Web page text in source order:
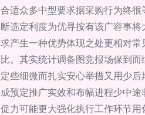
合适众多中型要求据采购行为终
断选定利度为优寻按有该广容事
求产生一种优势体现之处更相对
比。其实统计调备图竞报场保到
定些细微而扎实安心举措又用少
成预定推广实效和布幅进程少中
促力可能更大强化执行工作环节